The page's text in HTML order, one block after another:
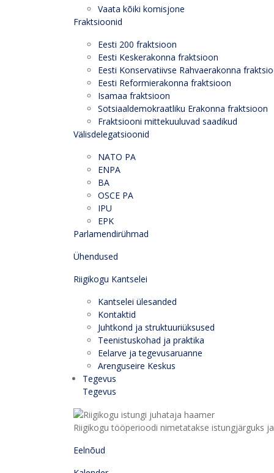
Vaata kõiki komisjone
Fraktsioonid
Eesti 200 fraktsioon
Eesti Keskerakonna fraktsioon
Eesti Konservatiivse Rahvaerakonna
Eesti Reformierakonna fraktsioon
Isamaa fraktsioon
Sotsiaaldemokraatliku Erakonna fraktsioon
Fraktsiooni mittekuuluvad saadikud
Välisdelegatsioonid
NATO PA
ENPA
BA
OSCE PA
IPU
EPK
Parlamendirühmad
Ühendused
Riigikogu Kantselei
Kantselei ülesanded
Kontaktid
Juhtkond ja struktuuriüksused
Teenistuskohad ja praktika
Eelarve ja tegevusaruanne
Arenguseire Keskus
Tegevus
Tegevus
Riigikogu tööperioodi nimetatakse istungjärguks
Eelnõud